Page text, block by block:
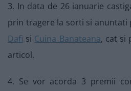
3. In data de 26 ianuarie
prin tragere la sorti si anuntati
Dafi si Cuina Banateana, cat si
articol.
4. Se vor acorda 3 premii